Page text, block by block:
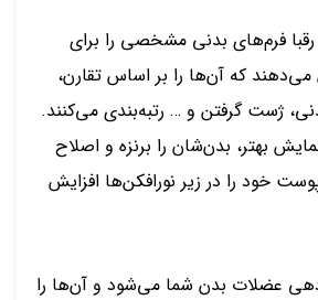
فرم‌های بدنی مشخصی را برای
که آن‌ها را بر اساس تقارن،
ژست گرفتن و … رتبه‌بندی می‌کنند.
بهتر، بدن‌شان را برنزه و اصلاح
خود را در زیر نورافکن‌ها افزایش
عضلات بدن شما می‌شود و آن‌ها را